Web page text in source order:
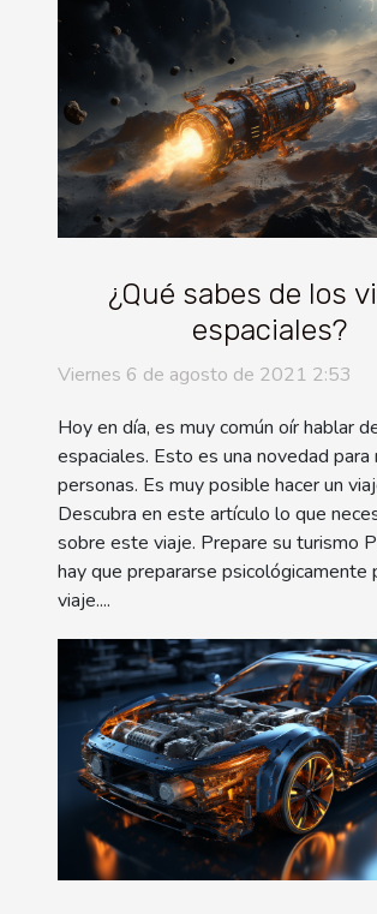
¿Qué sabes de los
espaciales?
Viernes 6 de agosto de 2021 2:53
Hoy en día, es muy común oír hablar
espaciales. Esto es una novedad para
personas. Es muy posible hacer un
Descubra en este artículo lo que
sobre este viaje. Prepare su turismo
hay que prepararse psicológicamente
viaje....